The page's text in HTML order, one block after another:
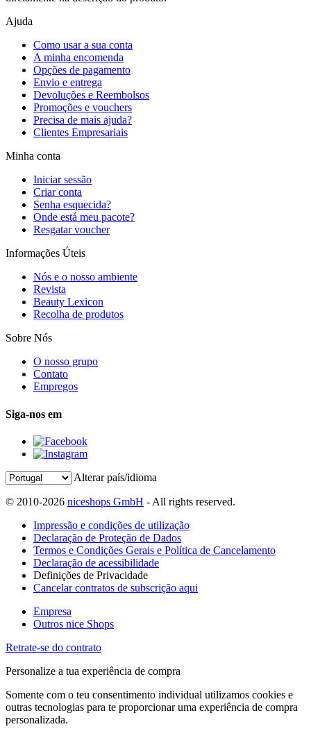
Ajuda
Como usar a sua conta
A minha encomenda
Opções de pagamento
Envio e entrega
Devoluções e Reembolsos
Promoções e vouchers
Precisa de mais ajuda?
Clientes Empresariais
Minha conta
Iniciar sessão
Criar conta
Senha esquecida?
Onde está meu pacote?
Resgatar voucher
Informações Úteis
Nós e o nosso ambiente
Revista
Beauty Lexicon
Recolha de produtos
Sobre Nós
O nosso grupo
Contato
Empregos
Siga-nos em
Alterar país/idioma
© 2010-2026 niceshops GmbH - All rights reserved.
Impressão e condições de utilização
Declaração de Proteção de Dados
Termos e Condições Gerais e Política de Cancelamento
Declaração de acessibilidade
Definições de Privacidade
Cancelar contratos de subscrição aqui
Empresa
Outros nice Shops
Retrate-se do contrato
Personalize a tua experiência de compra
Somente com o teu consentimento individual utilizamos cookies e
outras tecnologias para te proporcionar uma experiência de compra
personalizada.